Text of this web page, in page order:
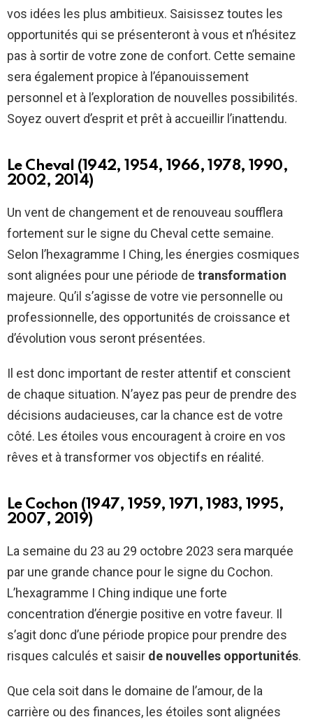
vos idées les plus ambitieux. Saisissez toutes les
opportunités qui se présenteront à vous et n’hésitez
pas à sortir de votre zone de confort. Cette semaine
sera également propice à l’épanouissement
personnel et à l’exploration de nouvelles possibilités.
Soyez ouvert d’esprit et prêt à accueillir l’inattendu.
Le Cheval (1942, 1954, 1966, 1978, 1990,
2002, 2014)
Un vent de changement et de renouveau soufflera
fortement sur le signe du Cheval cette semaine.
Selon l’hexagramme I Ching, les énergies cosmiques
sont alignées pour une période de transformation
majeure. Qu’il s’agisse de votre vie personnelle ou
professionnelle, des opportunités de croissance et
d’évolution vous seront présentées.
Il est donc important de rester attentif et conscient
de chaque situation. N’ayez pas peur de prendre des
décisions audacieuses, car la chance est de votre
côté. Les étoiles vous encouragent à croire en vos
rêves et à transformer vos objectifs en réalité.
Le Cochon (1947, 1959, 1971, 1983, 1995,
2007, 2019)
La semaine du 23 au 29 octobre 2023 sera marquée
par une grande chance pour le signe du Cochon.
L’hexagramme I Ching indique une forte
concentration d’énergie positive en votre faveur. Il
s’agit donc d’une période propice pour prendre des
risques calculés et saisir de nouvelles opportunités.
Que cela soit dans le domaine de l’amour, de la
carrière ou des finances, les étoiles sont alignées